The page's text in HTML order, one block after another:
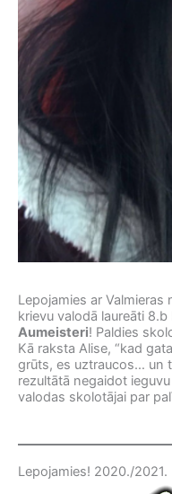
Lepojamies ar
krievu valodā laureāti
Aumeisteri! Paldies
Kā raksta Alise, “kad
grūts, es uztraucos… un
rezultātā negaidot
valodas skolotājai par
Lepojamies! 2020./2021.